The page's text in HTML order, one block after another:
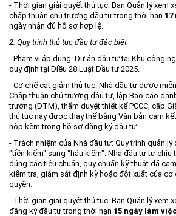
Môi trường
Quy hoạch - Xây dựng
Ưu đãi đầu tư
Công nghệ và Sản phẩm
Văn bản khác
- Thời gian giải quyết thủ tục: Ban Quản lý xem
chấp thuận chủ trương đầu tư trong thời hạn 17
ngày nhận đủ hồ sơ hợp lệ.
2. Quytrình thủ tục đầu tư đặc biệt
- Phạm vi áp dụng: Dự án đầu tư tại Khu công
quy định tại Điều 28 Luật Đầu tư 2025.
- Cơ chế cắt giảm thủ tục: Nhà đầu tư được
Chấp thuận chủ trương đầu tư, lập Báo cáo
trường (ĐTM), thẩm duyệt thiết kế PCCC, cấp
thủ tục này được thay thế bằng Văn bản cam
nộp kèm trong hồ sơ đăng ký đầu tư.
- Trách nhiệm của Nhà đầu tư: Quy trình quản
"tiền kiểm" sang "hậu kiểm". Nhà đầu tư tự chịu
đúng các tiêu chuẩn, quy chuẩn kỹ thuật đã
kiểm tra, giám sát định kỳ hoặc đột xuất của
quyền.
- Thời gian giải quyết thủ tục: Ban Quản lý xem
đăng ký đầu tư trong thời hạn 15 ngày làm việc